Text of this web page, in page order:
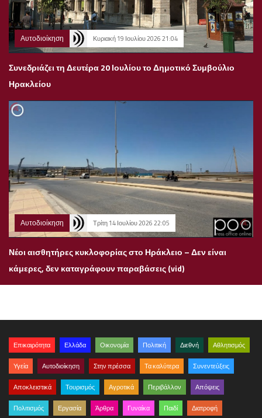
Αυτοδιοίκηση Κυριακή 19 Ιουλίου 2026 21:04
Συνεδριάζει τη Δευτέρα 20 Ιουλίου το Δημοτικό Συμβούλιο
Ηρακλείου
Αυτοδιοίκηση Τρίτη 14 Ιουλίου 2026 22:05
Νέοι αισθητήρες κυκλοφορίας στο Ηράκλειο – Δεν είναι
κάμερες, δεν καταγράφουν παραβάσεις (vid)
Επικαιρότητα Ελλάδα Οικονομία Πολιτική Διεθνή Αθλητισμός
Υγεία Αυτοδιοίκηση Στην πρέσσα Τα καλύτερα Συνεντεύξεις
Αποκλειστικά Τουρισμός Αγροτικά Περιβάλλον Απόψεις
Πολιτισμός Εργασία Άρθρα Γυναίκα Παιδί Διατροφή